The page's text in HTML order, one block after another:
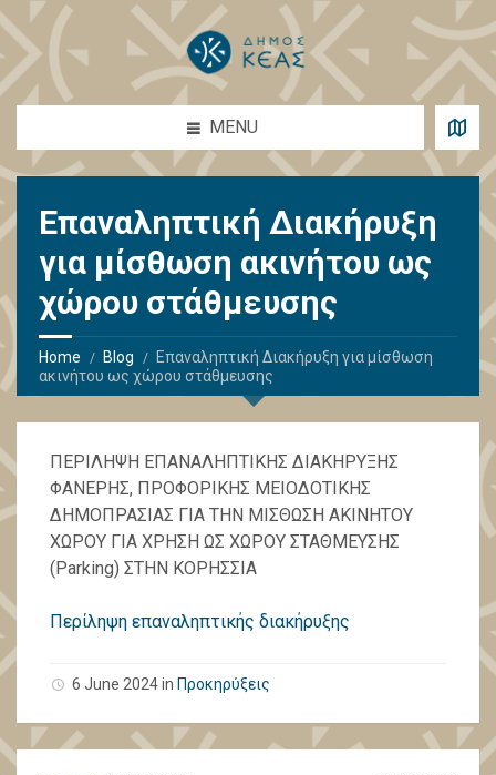
MENU
Επαναληπτική Διακήρυξη
για μίσθωση ακινήτου ως
χώρου στάθμευσης
Home Blog
Επαναληπτική Διακήρυξη για μίσθωση
ακινήτου ως χώρου στάθμευσης
ΠΕΡΙΛΗΨΗ ΕΠΑΝΑΛΗΠΤΙΚΗΣ ΔΙΑΚΗΡΥΞΗΣ
ΦΑΝΕΡΗΣ, ΠΡΟΦΟΡΙΚΗΣ ΜΕΙΟΔΟΤΙΚΗΣ
ΔΗΜΟΠΡΑΣΙΑΣ ΓΙΑ ΤΗΝ ΜΙΣΘΩΣΗ ΑΚΙΝΗΤΟΥ
ΧΩΡΟΥ ΓΙΑ ΧΡΗΣΗ ΩΣ ΧΩΡΟΥ ΣΤΑΘΜΕΥΣΗΣ
(Parking) ΣΤΗΝ ΚΟΡΗΣΣΙΑ
Περίληψη επαναληπτικής διακήρυξης
6 June 2024 in Προκηρύξεις